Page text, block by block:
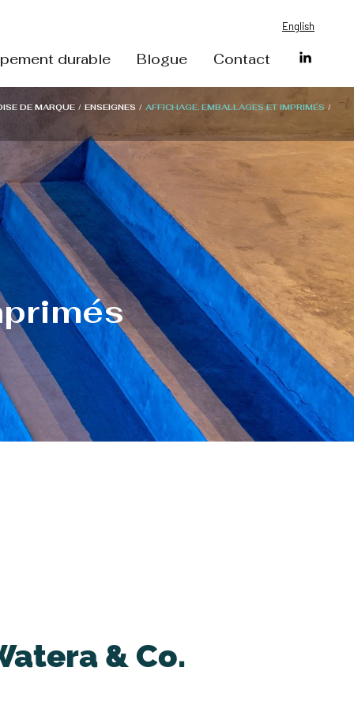
English
durable Blogue Contact
DE MARQUE/ ENSEIGNES / AFFICHAGE, EMBALLAGES ET IMPRIMÉS /
& Co.